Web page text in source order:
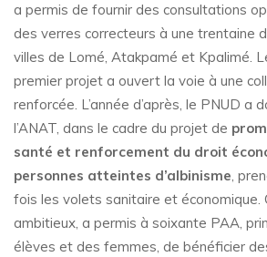
a permis de fournir des consultations
des verres correcteurs à une trentaine
villes de Lomé, Atakpamé et Kpalimé.
premier projet a ouvert la voie à une
renforcée. L’année d’après, le PNUD a
l’ANAT, dans le cadre du projet de
santé et renforcement du droit
personnes atteintes d’albinisme,
fois les volets sanitaire et économique.
ambitieux, a permis à soixante PAA,
élèves et des femmes, de bénéficier